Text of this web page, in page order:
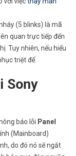
(5 blinks) là mã
quan trực tiếp đến
Tuy nhiên, nếu hiểu
triệt để.
Sony
báo lỗi Panel
(Mainboard)
do đó nó sẽ ngắt